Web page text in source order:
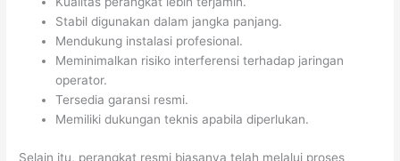
Stabil digunakan dalam jangka panjang.
Mendukung instalasi profesional.
Meminimalkan risiko interferensi terhadap jaringan
operator.
Tersedia garansi resmi.
Memiliki dukungan teknis apabila diperlukan.
Selain itu, perangkat resmi biasanya telah melalui proses